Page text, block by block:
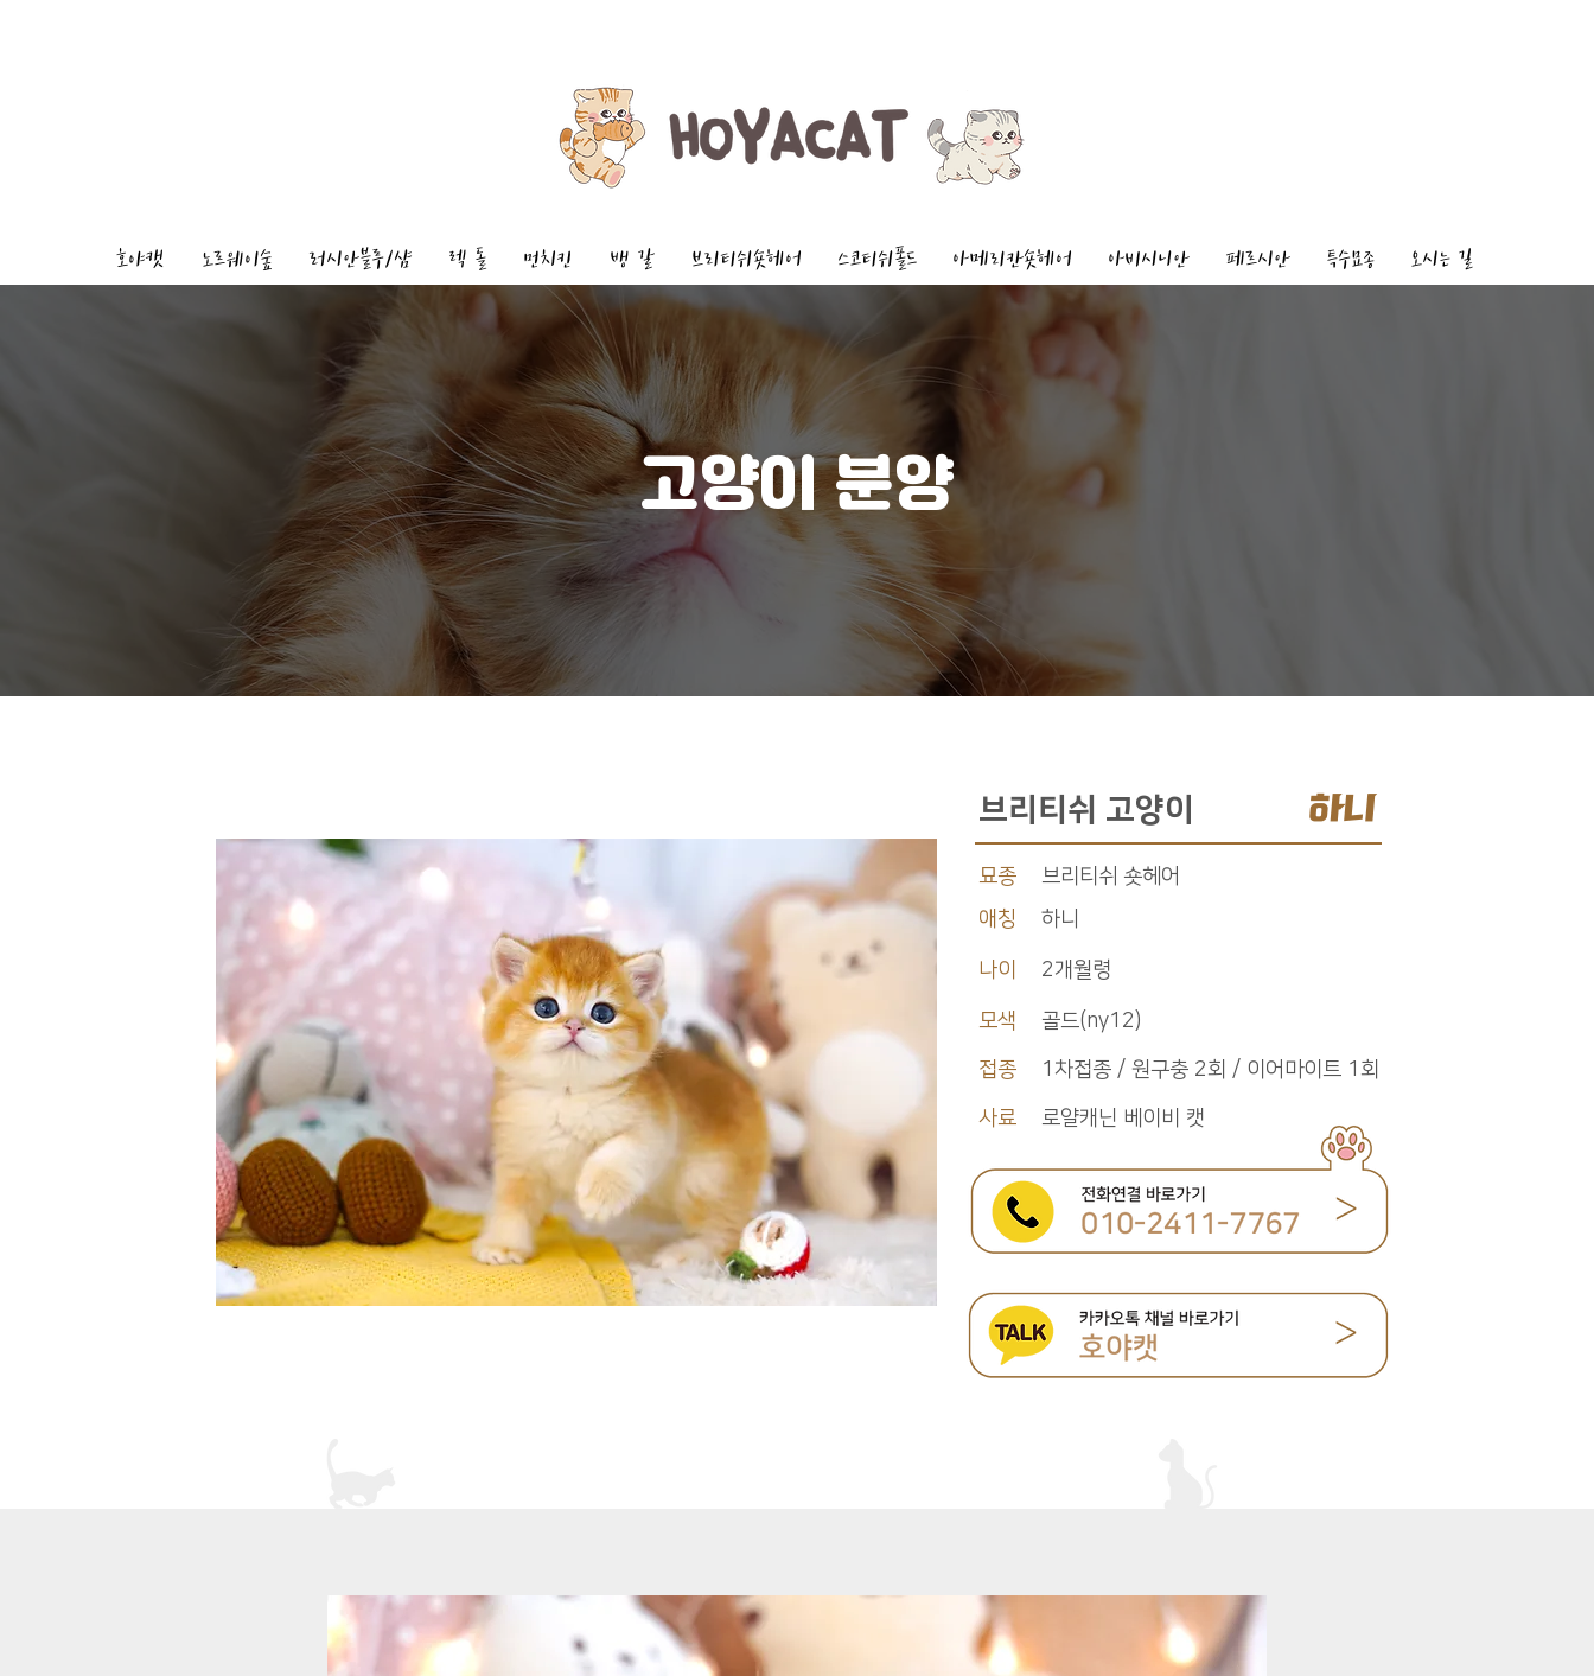
호야캣 노르웨이숲 러시안블루/샴 렉 돌 먼치킨 뱅 갈 브리티쉬숏헤어 스코티쉬폴드 아메리칸숏헤어 아비시니안 페르시안 특수묘종 오시는 길
고양이 분양
브리티쉬 고양이 하니
묘종
브리티쉬 숏헤어
애칭
하니
나이 2개월령
모색 골드(ny12)
접종 1차접종 / 원구충 2회 / 이어마이트 1회
사료 로얄캐닌 베이비 캣